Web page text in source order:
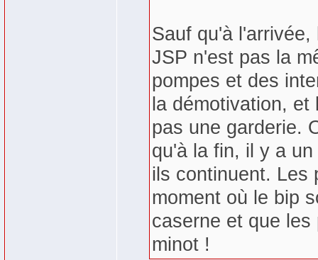
Sauf qu'à
JSP n'est pas la
pompes et des
la démotivation,
pas une garderie.
qu'à la fin, il y a
ils continuent. Les
moment où le bip
caserne et que
minot !